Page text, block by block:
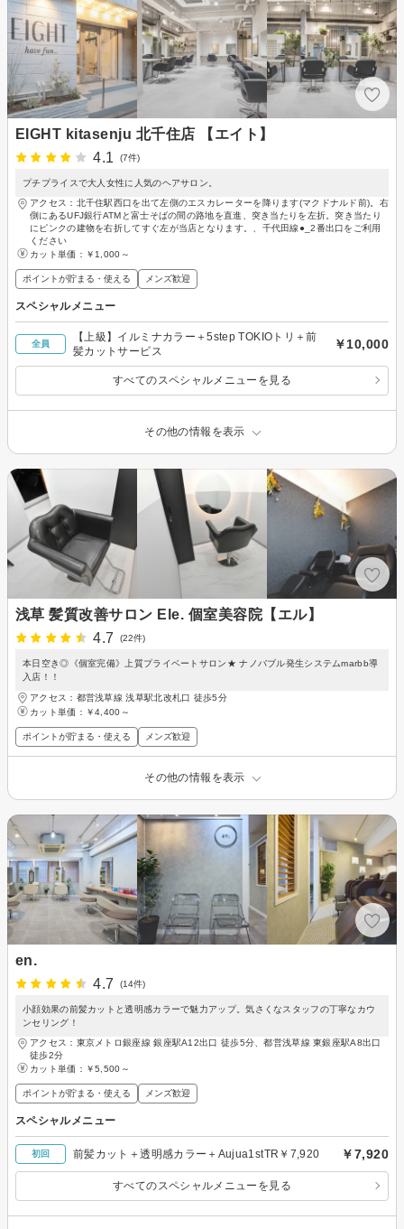
EIGHT kitasenju 北千住店 【エイト】
4.1
(7件)
プチプライスで大人女性に人気のヘアサロン。
アクセス：北千住駅西口を出て左側のエスカレーターを降ります(マクドナルド前)。右
側にあるUFJ銀行ATMと富士そばの間の路地を直進、突き当たりを左折。突き当たり
にピンクの建物を右折してすぐ左が当店となります。、千代田線●_2番出口をご利用
ください
カット単価： ￥1,000～
ポイントが貯まる・使える メンズ歓迎
スペシャルメニュー
全員
【上級】イルミナカラー＋5step TOKIOトリ＋前
髪カットサービス
￥10,000
すべてのスペシャルメニューを見る
その他の情報を表示
浅草 髪質改善サロン Ele. 個室美容院【エル】
4.7
(22件)
本日空き◎《個室完備》上質プライベートサロン★ ナノバブル発生システムmarbb導
入店！！
アクセス：都営浅草線 浅草駅北改札口 徒歩5分
カット単価： ￥4,400～
ポイントが貯まる・使える メンズ歓迎
その他の情報を表示
en.
4.7
(14件)
小顔効果の前髪カットと透明感カラーで魅力アップ。気さくなスタッフの丁寧なカウ
ンセリング！
アクセス：東京メトロ銀座線 銀座駅A12出口 徒歩5分、都営浅草線 東銀座駅A8出口
徒歩2分
カット単価： ￥5,500～
ポイントが貯まる・使える メンズ歓迎
スペシャルメニュー
初回 前髪カット＋透明感カラー＋Aujua1stTR￥7,920 ￥7,920
すべてのスペシャルメニューを見る